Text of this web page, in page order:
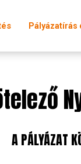
Pályázatírás
A PÁLYÁZAT